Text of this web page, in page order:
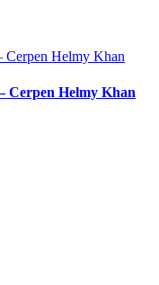
Cerpen Helmy Khan